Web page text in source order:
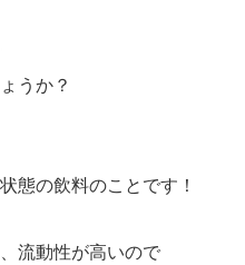
うか？
態の飲料のことです！
流動性が高いので